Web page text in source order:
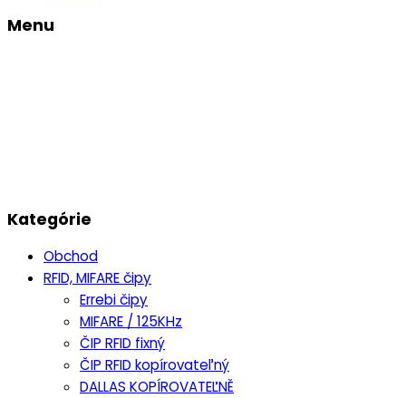
Menu
Kategórie
Obchod
RFID, MIFARE čipy
Errebi čipy
MIFARE / 125KHz
ČIP RFID fixný
ČIP RFID kopírovateľný
DALLAS KOPÍROVATEĽNĚ